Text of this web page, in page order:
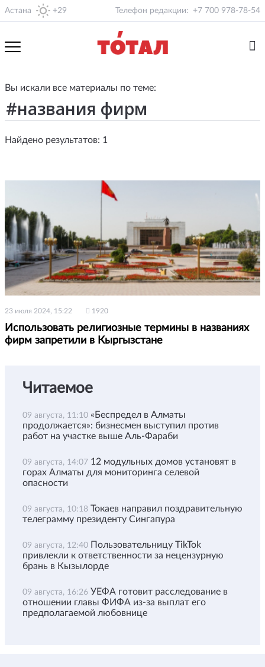
Астана +29 Телефон редакции: +7 700 978-78-54
Вы искали все материалы по теме:
Найдено результатов: 1
23 июля 2024, 15:22 1920
Использовать религиозные термины в названиях
фирм запретили в Кыргызстане
Читаемое
09 августа, 11:10 «Беспредел в Алматы
продолжается»: бизнесмен выступил против
работ на участке выше Аль-Фараби
09 августа, 14:07 12 модульных домов установят в
горах Алматы для мониторинга селевой
опасности
09 августа, 10:18 Токаев направил поздравительную
телеграмму президенту Сингапура
09 августа, 12:40 Пользовательницу TikTok
привлекли к ответственности за нецензурную
брань в Кызылорде
09 августа, 16:26 УЕФА готовит расследование в
отношении главы ФИФА из-за выплат его
предполагаемой любовнице